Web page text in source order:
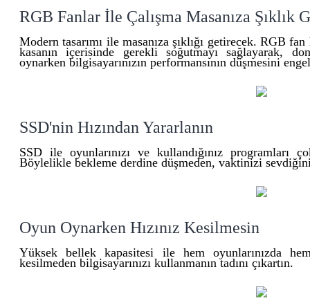
RGB Fanlar İle Çalışma Masanıza Şıklık
Modern tasarımı ile masanıza şıklığı getirecek. RGB
kasanın içerisinde gerekli soğutmayı sağlayarak,
oynarken bilgisayarınızın performansının düşmesini
SSD'nin Hızından Yararlanın
SSD ile oyunlarınızı ve kullandığınız programları
Böylelikle bekleme derdine düşmeden, vaktinizi
Oyun Oynarken Hızınız Kesilmesin
Yüksek bellek kapasitesi ile hem oyunlarınızda hem
kesilmeden bilgisayarınızı kullanmanın tadını çıkartın.